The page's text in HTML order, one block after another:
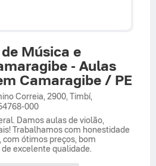
Música e
- Aulas
Camaragibe / PE
Correia, 2900, Timbí,
000
Damos aulas de violão,
Trabalhamos com honestidade
ótimos preços, bom
excelente qualidade.